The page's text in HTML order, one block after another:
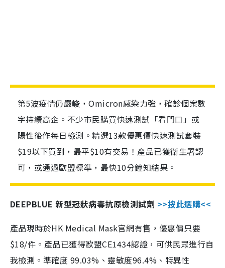
第5波疫情仍嚴峻，Omicron感染力強，確診個案數
字持續高企。不少市民購買快速測試「看門口」或
陽性後作每日檢測。精選13款優惠價快速測試套裝
$19以下買到，最平$10有交易！產品已獲衛生署認
可，或通過歐盟標準，最快10分鐘知結果。
DEEPBLUE 新型冠狀病毒抗原檢測試劑 >>按此選購<<
產品現時於HK Medical Mask官網有售，優惠價只要
$18/件。產品已獲得歐盟CE1434認證，可供民眾進行自
我檢測。準確度 99.03%、靈敏度96.4%、特異性